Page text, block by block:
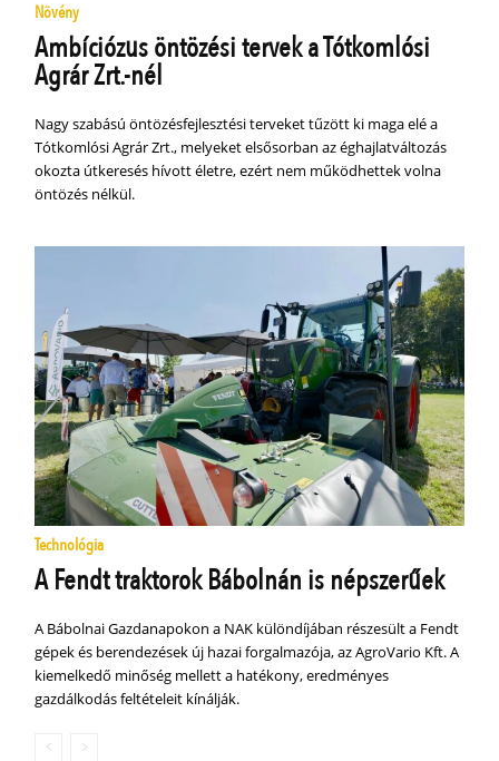
Növény
Ambíciózus öntözési tervek a Tótkomlósi
Agrár Zrt.-nél
Nagy szabású öntözésfejlesztési terveket tűzött ki maga elé a
Tótkomlósi Agrár Zrt., melyeket elsősorban az éghajlatváltozás
okozta útkeresés hívott életre, ezért nem működhettek volna
öntözés nélkül.
Technológia
A Fendt traktorok Bábolnán is népszerűek
A Bábolnai Gazdanapokon a NAK különdíjában részesült a Fendt
gépek és berendezések új hazai forgalmazója, az AgroVario Kft. A
kiemelkedő minőség mellett a hatékony, eredményes
gazdálkodás feltételeit kínálják.